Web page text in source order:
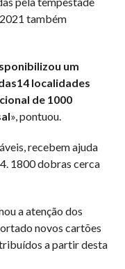
também
um
localidades
de 1000
», pontuou.
recebem ajuda
1800 dobras cerca
a atenção dos
novos cartões
a partir desta